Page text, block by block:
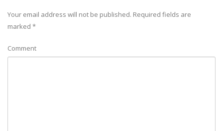
Your email address will not be published. Required fields are
marked *
Comment